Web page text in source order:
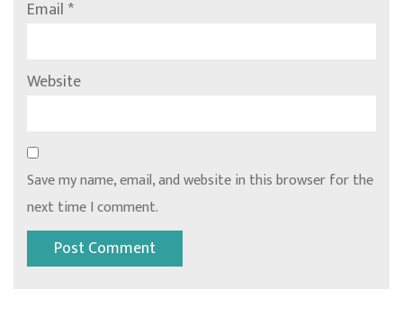
Email*
Website
Save my name, email, and website in this browser for the
next time I comment.